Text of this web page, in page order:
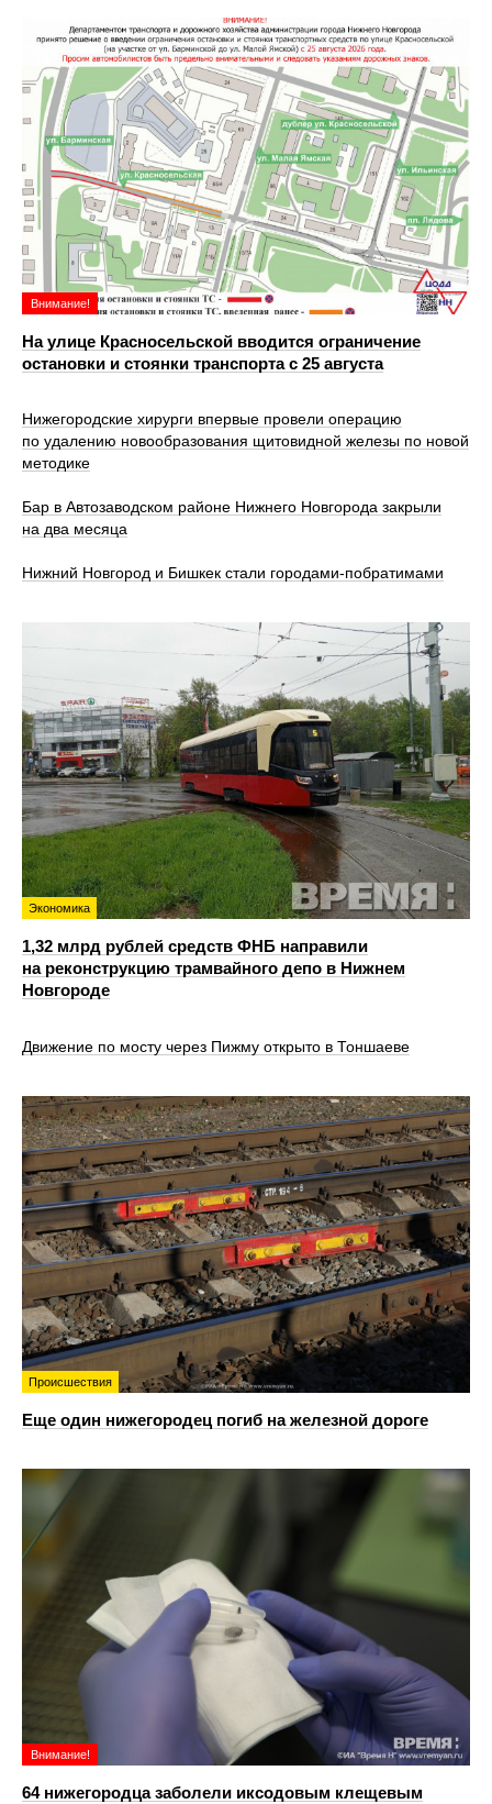
Внимание!
На улице Красносельской вводится ограничение
остановки и стоянки транспорта с 25 августа
Нижегородские хирурги впервые провели операцию
по удалению новообразования щитовидной железы по новой
методике
Бар в Автозаводском районе Нижнего Новгорода закрыли
на два месяца
Нижний Новгород и Бишкек стали городами-побратимами
Экономика
1,32 млрд рублей средств ФНБ направили
на реконструкцию трамвайного депо в Нижнем
Новгороде
Движение по мосту через Пижму открыто в Тоншаеве
Происшествия
Еще один нижегородец погиб на железной дороге
Внимание!
64 нижегородца заболели иксодовым клещевым